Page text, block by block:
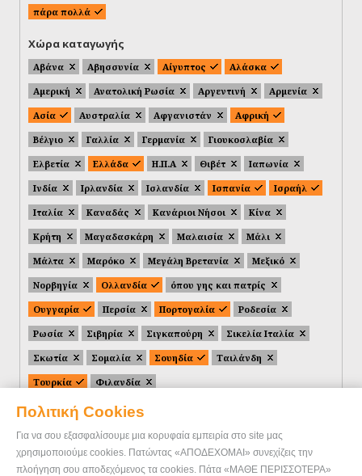
Πολιτική Cookies
Για να σου εξασφαλίσουμε μια κορυφαία εμπειρία στο site μας
χρησιμοποιούμε cookies. Πατώντας «ΑΠΟΔΕΧΟΜΑΙ» συνεχίζεις την
πλοήγηση σου αποδεχόμενος τα cookies. Πάτα «ΜΑΘΕ ΠΕΡΙΣΣΟΤΕΡΑ»
πάρα πολλά
Χώρα καταγωγής
Αβάνα Αβησσυνία Αίγυπτος
Αλάσκα
Αμερική
Ανατολική Ρωσία Αργεντινή
Αρμενία
Ασία
Αυστραλία Αφγανιστάν
Αφρική
Βέλγιο
Γαλλία Γερμανία
Γιουκοσλαβία
Ελβετία
Ελλάδα Η.Π.Α Θιβέτ
Ιαπωνία
Ινδία
Ιρλανδία Ισλανδία Ισπανία
Ισραήλ
Ιταλία
Καναδάς Κανάριοι Νήσοι
Κίνα
Κρήτη
Μαγαδασκάρη Μαλαισία
Μάλι
Μάλτα
Μαρόκο Μεγάλη Βρετανία
Μεξικό
Νορβηγία
Ολλανδία
όπου γης και πατρίς
Ουγγαρία
Περσία Πορτογαλία
Ροδεσία
Ρωσία
Σιβηρία Σιγκαπούρη
Σικελία Ιταλία
Σκωτία
Σομαλία Σουηδία
Ταιλάνδη
Τουρκία
Φιλανδία